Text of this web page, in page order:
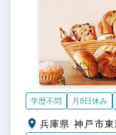
学歴不問 月8日休み